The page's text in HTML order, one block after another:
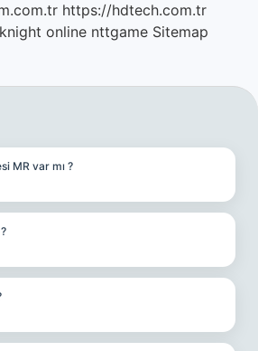
https://hdtech.com.tr
knight online nttgame Sitemap
MR var mı ?